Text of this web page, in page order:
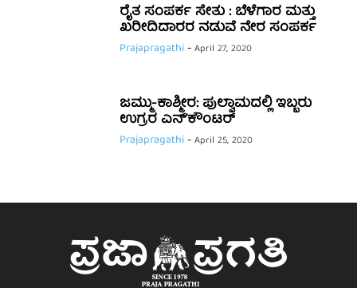
ರೈತ ಸಂಪರ್ಕ ಸೇತು : ಬೆಳೆಗಾರ ಮತ್ತು
ಖರೀದಿದಾರರ ನಡುವೆ ನೇರ ಸಂಪರ್ಕ
Prajapragathi-April 27, 2020
ಜಮ್ಮು-ಕಾಶ್ಮೀರ: ಪುಲ್ವಾಮದಲ್ಲಿ ಇಬ್ಬರು
ಉಗ್ರರ ಎನ್’ಕೌಂಟರ್
Prajapragathi-April 25, 2020